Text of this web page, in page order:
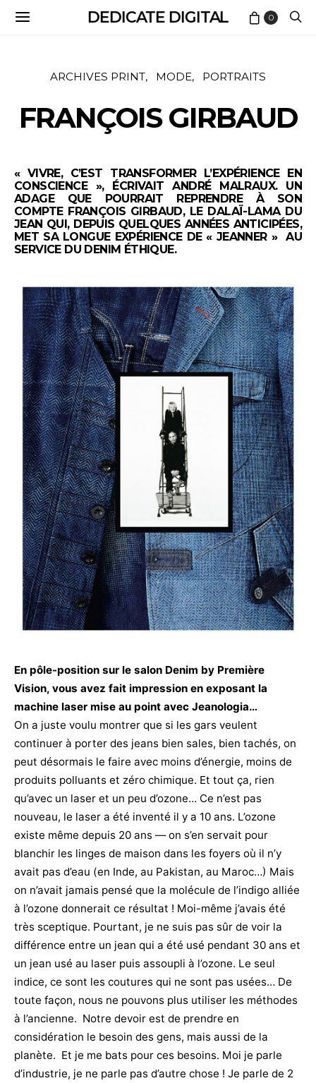
DEDICATE DIGITAL 0
ARCHIVES PRINT MODE PORTRAITS
FRANÇOIS GIRBAUD
« VIVRE, C’EST TRANSFORMER L’EXPÉRIENCE EN
CONSCIENCE », ÉCRIVAIT ANDRÉ MALRAUX. UN
ADAGE QUE POURRAIT REPRENDRE À SON
COMPTE FRANÇOIS GIRBAUD, LE DALAÏ-LAMA DU
JEAN QUI, DEPUIS QUELQUES ANNÉES ANTICIPÉES,
MET SA LONGUE EXPÉRIENCE DE « JEANNER » AU
SERVICE DU DENIM ÉTHIQUE.
En pôle-position sur le salon Denim by Première
Vision, vous avez fait impression en exposant la
machine laser mise au point avec Jeanologia…
On a juste voulu montrer que si les gars veulent
continuer à porter des jeans bien sales, bien tachés, on
peut désormais le faire avec moins d’énergie, moins de
produits polluants et zéro chimique. Et tout ça, rien
qu’avec un laser et un peu d’ozone… Ce n’est pas
nouveau, le laser a été inventé il y a 10 ans. L’ozone
existe même depuis 20 ans — on s’en servait pour
blanchir les linges de maison dans les foyers où il n’y
avait pas d’eau (en Inde, au Pakistan, au Maroc…) Mais
on n’avait jamais pensé que la molécule de l’indigo alliée
à l’ozone donnerait ce résultat ! Moi-même j’avais été
très sceptique. Pourtant, je ne suis pas sûr de voir la
différence entre un jean qui a été usé pendant 30 ans et
un jean usé au laser puis assoupli à l’ozone. Le seul
indice, ce sont les coutures qui ne sont pas usées… De
toute façon, nous ne pouvons plus utiliser les méthodes
à l’ancienne. Notre devoir est de prendre en
considération le besoin des gens, mais aussi de la
planète. Et je me bats pour ces besoins. Moi je parle
d’industrie, je ne parle pas d’autre chose ! Je parle de 2